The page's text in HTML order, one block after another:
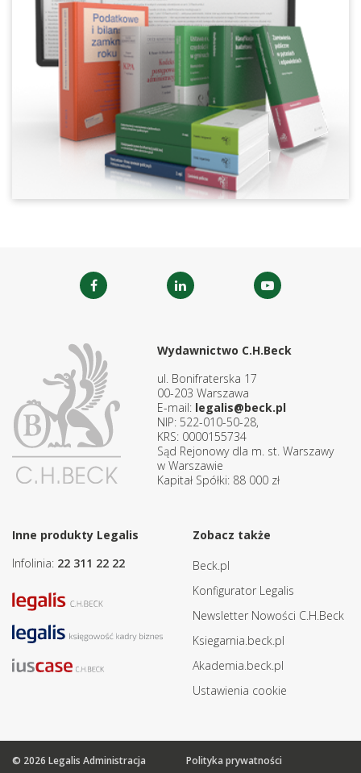
Wydawnictwo C.H.Beck
ul. Bonifraterska 17
00-203 Warszawa
E-mail: legalis@beck.pl
NIP: 522-010-50-28,
KRS: 0000155734
Sąd Rejonowy dla m. st. Warszawy
w Warszawie
Kapitał Spółki: 88 000 zł
Inne produkty Legalis
Infolinia: 22 311 22 22
Zobacz także
Beck.pl
Konfigurator Legalis
Newsletter Nowości C.H.Beck
Ksiegarnia.beck.pl
Akademia.beck.pl
Ustawienia cookie
© 2026 Legalis Administracja Polityka prywatności